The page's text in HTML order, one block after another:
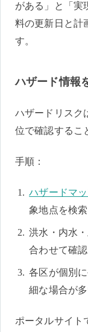
がある」と「実
料の更新日と計
す。
ハザード情報
ハザードリスク
位で確認するこ
手順：
ハザードマ
象地点を検索
洪水・内水
合わせて確認
各区が個別
細な場合が
ポータルサイト